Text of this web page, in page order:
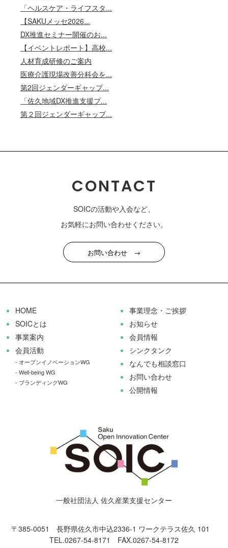
「ヘルスケア・ライフスタ...
【SAKUメッセ2026...
DX推進セミナー開催のお...
【イベントレポート】高校...
人材育成研修のご案内
医療介護現場改善分科会を...
第2回ジェンダーギャップ...
「佐久地域DX推進支援プ...
第２回ジェンダーギャップ...
CONTACT
SOICの活動や入会など、
お気軽にお問い合わせください。
お問い合わせ →
HOME
SOICとは
事業案内
事業理念・ご挨拶
お知らせ
会員情報
会員活動
- オープンイノベーションWG
- Well-being WG
- ブランディングWG
シンクタンク
なんでも相談窓口
お問い合わせ
公開情報
一般社団法人 佐久産業支援センター
〒385-0051 長野県佐久市中込2336-1 ワークテラス佐久 101
TEL.0267-54-8171 FAX.0267-54-8172